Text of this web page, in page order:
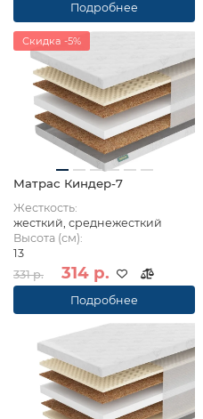
Подробнее
Скидка -5%
Матрас Киндер-7
Жесткость:
жесткий, среднежесткий
Высота (см):
13
331 р.
314 р.
Подробнее